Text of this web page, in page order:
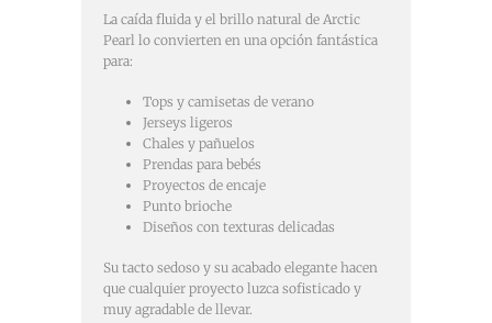
La caída fluida y el brillo natural de Arctic
Pearl lo convierten en una opción fantástica
para:
Tops y camisetas de verano
Jerseys ligeros
Chales y pañuelos
Prendas para bebés
Proyectos de encaje
Punto brioche
Diseños con texturas delicadas
Su tacto sedoso y su acabado elegante hacen
que cualquier proyecto luzca sofisticado y
muy agradable de llevar.